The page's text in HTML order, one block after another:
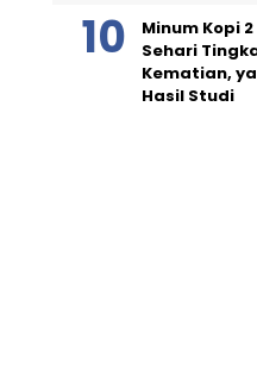
Minum Kopi
Sehari
Kematian,
Hasil Studi